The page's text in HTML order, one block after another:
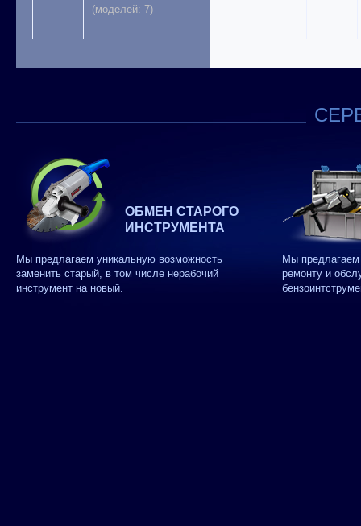
(моделей: 7)
ОБМЕН СТАРОГО
ИНСТРУМЕНТА
Мы предлагаем уникальную возможность
заменить старый, в том числе нерабочий
инструмент на новый.
Мы
ремонту и